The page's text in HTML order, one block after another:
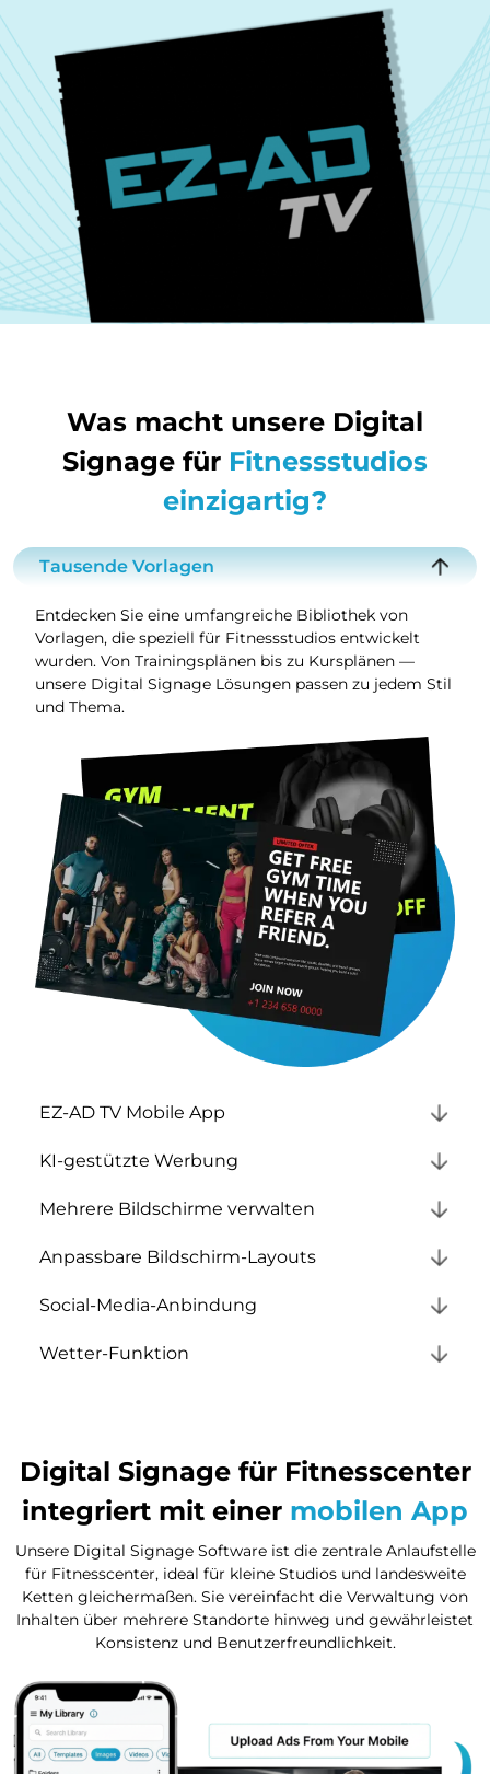
Was macht unsere Digital
Signage für Fitnessstudios
einzigartig?
Tausende Vorlagen
Entdecken Sie eine umfangreiche Bibliothek von
Vorlagen, die speziell für Fitnessstudios entwickelt
wurden. Von Trainingsplänen bis zu Kursplänen —
unsere Digital Signage Lösungen passen zu jedem Stil
und Thema.
EZ-AD TV Mobile App
KI-gestützte Werbung
Mehrere Bildschirme verwalten
Anpassbare Bildschirm-Layouts
Social-Media-Anbindung
Wetter-Funktion
Digital Signage für Fitnesscenter
integriert mit einer mobilen App
Unsere Digital Signage Software ist die zentrale Anlaufstelle
für Fitnesscenter, ideal für kleine Studios und landesweite
Ketten gleichermaßen. Sie vereinfacht die Verwaltung von
Inhalten über mehrere Standorte hinweg und gewährleistet
Konsistenz und Benutzerfreundlichkeit.